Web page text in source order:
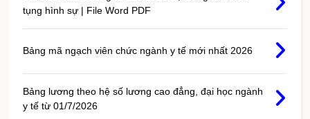
tụng hình sự | File Word PDF
Bảng mã ngạch viên chức ngành y tế mới nhất 2026
Bảng lương theo hệ số lương cao đẳng, đại học ngành
y tế từ 01/7/2026